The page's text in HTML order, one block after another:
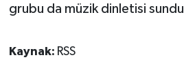
grubu da müzik dinletisi
Kaynak: RSS